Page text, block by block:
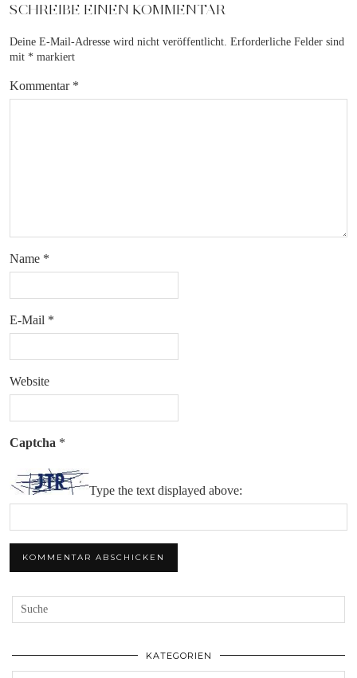
SCHREIBE EINEN KOMMENTAR
Deine E-Mail-Adresse wird nicht veröffentlicht. Erforderliche Felder sind
mit * markiert
Kommentar *
Name *
E-Mail *
Website
Captcha *
Type the text displayed above:
KATEGORIEN